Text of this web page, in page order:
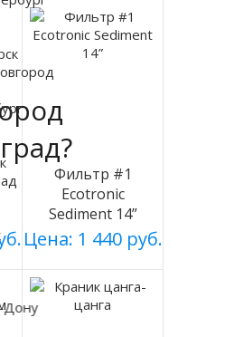
Фильтр #1
Ecotronic
Sediment 14”
Цена: 1 440 руб.
Дону